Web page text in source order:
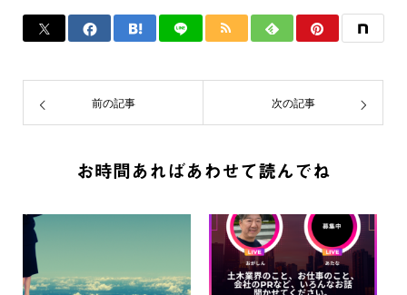
前の記事 次の記事
お時間あればあわせて読んでね